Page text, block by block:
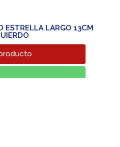
ESTRELLA LARGO 13CM